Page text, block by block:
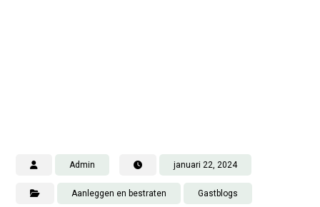
Admin januari 22, 2024
Aanleggen en bestraten Gastblogs